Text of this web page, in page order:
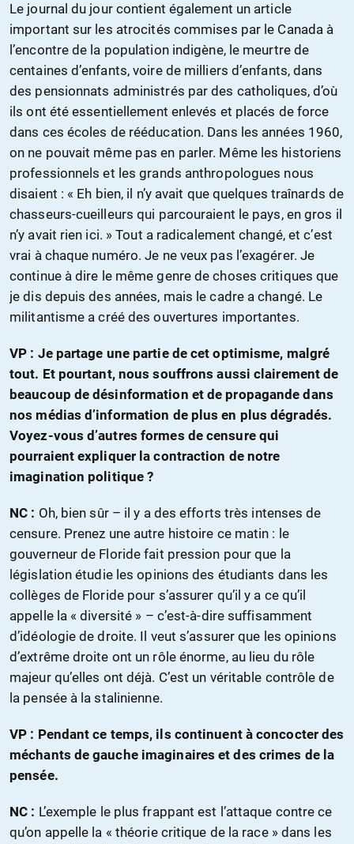
Le journal du jour contient également un article
important sur les atrocités commises par le Canada à
l’encontre de la population indigène, le meurtre de
centaines d’enfants, voire de milliers d’enfants, dans
des pensionnats administrés par des catholiques, d’où
ils ont été essentiellement enlevés et placés de force
dans ces écoles de rééducation. Dans les années 1960,
on ne pouvait même pas en parler. Même les historiens
professionnels et les grands anthropologues nous
disaient : « Eh bien, il n’y avait que quelques traînards de
chasseurs-cueilleurs qui parcouraient le pays, en gros il
n’y avait rien ici. » Tout a radicalement changé, et c’est
vrai à chaque numéro. Je ne veux pas l’exagérer. Je
continue à dire le même genre de choses critiques que
je dis depuis des années, mais le cadre a changé. Le
militantisme a créé des ouvertures importantes.
VP : Je partage une partie de cet optimisme, malgré
tout. Et pourtant, nous souffrons aussi clairement de
beaucoup de désinformation et de propagande dans
nos médias d’information de plus en plus dégradés.
Voyez-vous d’autres formes de censure qui
pourraient expliquer la contraction de notre
imagination politique ?
NC : Oh, bien sûr – il y a des efforts très intenses de
censure. Prenez une autre histoire ce matin : le
gouverneur de Floride fait pression pour que la
législation étudie les opinions des étudiants dans les
collèges de Floride pour s’assurer qu’il y a ce qu’il
appelle la « diversité » – c’est-à-dire suffisamment
d’idéologie de droite. Il veut s’assurer que les opinions
d’extrême droite ont un rôle énorme, au lieu du rôle
majeur qu’elles ont déjà. C’est un véritable contrôle de
la pensée à la stalinienne.
VP : Pendant ce temps, ils continuent à concocter des
méchants de gauche imaginaires et des crimes de la
pensée.
NC : L’exemple le plus frappant est l’attaque contre ce
qu’on appelle la « théorie critique de la race » dans les